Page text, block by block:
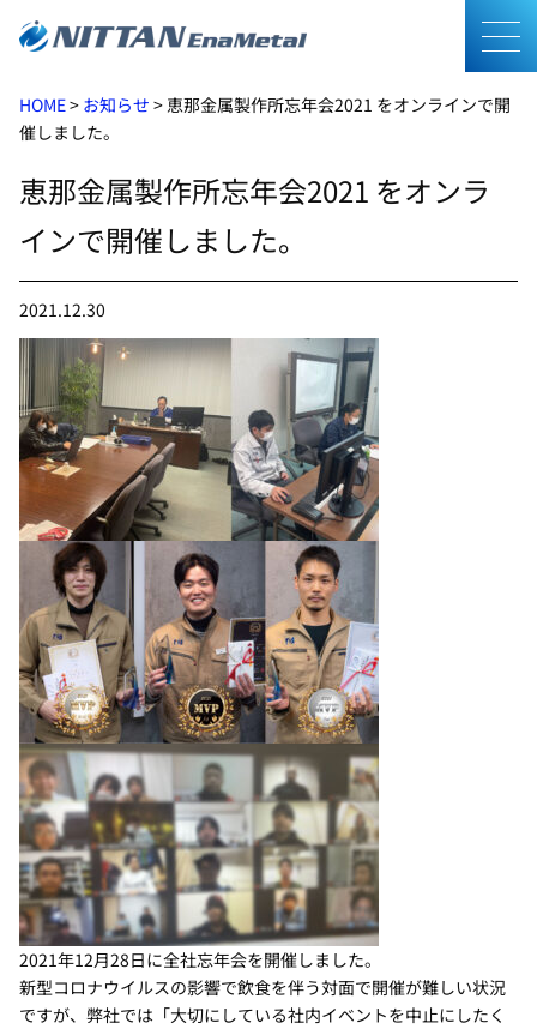
メ
HOME> お知らせ > 恵那金属製作所忘年会2021 をオンラインで開
催しました。
恵那金属製作所忘年会2021 をオンラ
インで開催しました。
2021.12.30
2021年12月28日に全社忘年会を開催しました。
新型コロナウイルスの影響で飲食を伴う対面で開催が難しい状況
ですが、弊社では「大切にしている社内イベントを中止にしたく